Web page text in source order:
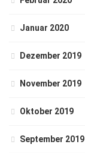
Januar 2020
Dezember 2019
November 2019
Oktober 2019
September 2019